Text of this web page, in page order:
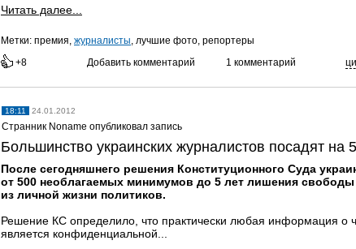
Читать далее...
Метки: премия, журналисты, лучшие фото, репортеры
+8
Добавить комментарий 1 комментарий
18:11 24.01.2012
Странник Noname опубликовал запись
Большинство украинских журналистов посадят на
После сегодняшнего решения Конституционного Суда
от 500 необлагаемых минимумов до 5 лет лишения
из личной жизни политиков.
Решение КС определило, что практически любая информация о
является конфиденциальной...